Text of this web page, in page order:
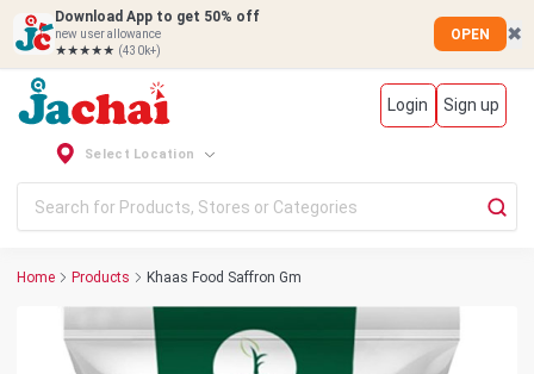
Download App to get 50% off
new user allowance
★★★★★ (430k+)
OPEN ✖
Login Sign up
Select Location
Home Products Khaas Food Saffron Gm